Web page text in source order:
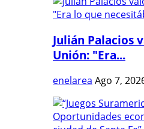
Julián Palacios
Unión: "Era...
enelarea Ago 7,